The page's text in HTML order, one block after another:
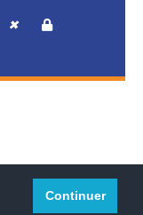
Continuer
✖